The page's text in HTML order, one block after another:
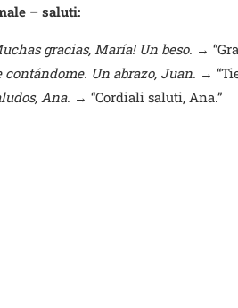
– saluti:
gracias, María! Un beso. →
contándome. Un abrazo, Juan. →
Ana. → “Cordiali saluti, Ana.”